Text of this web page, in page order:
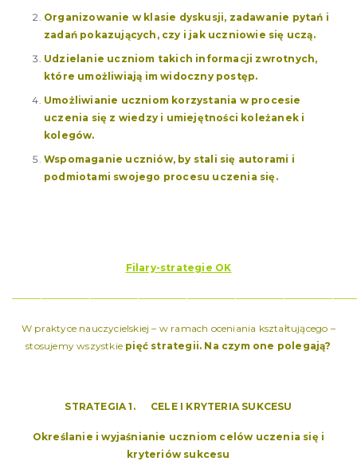
Organizowanie w klasie dysku sji, zadawanie pytań i
zadań pokazujących, czy i jak uczniowie się uczą.
Udzielanie uczniom takich informacji zwrotnych,
które umożliwiają im widoczny postęp.
Umożliwianie uczniom korzystania w procesie
uczenia się z wiedzy i umiejętności koleżanek i
kolegów.
Wspomaganie uczniów, by stali się autorami i
podmiotami swojego procesu uczenia się.
Filary-strategie OK
W praktyce nauczycielskiej – w ramach oceniania kształtującego –
stosujemy wszystkie pięć strategii. Na czym one polegają?
STRATEGIA 1. CELE I KRYTERIA SUKCESU
Określanie i wyjaśnianie uczniom celów uczenia się i
kryteriów sukcesu